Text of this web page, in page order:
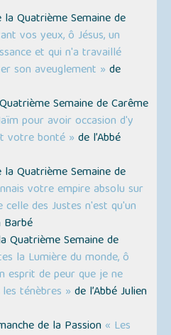
Quatrième Semaine de
vos yeux, ô Jésus, un
et qui n'a travaillé
son aveuglement » de
Semaine de Carême
pour avoir occasion d'y
votre bonté » de l’Abbé
Quatrième Semaine de
votre empire absolu sur
des Justes n'est qu'un
Barbé
Quatrième Semaine de
la Lumière du monde, ô
esprit de peur que je ne
ténèbres » de l’Abbé Julien
de la Passion « Les